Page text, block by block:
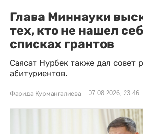
Глава Миннауки
тех, кто не нашел
списках грантов
Саясат Нурбек также дал совет
абитуриентов.
Фарида Курмангалиева 07.08.2026, 23:46